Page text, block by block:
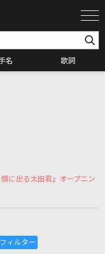
名 歌詞
ト
曲の一覧
に出る太田君』オープニン